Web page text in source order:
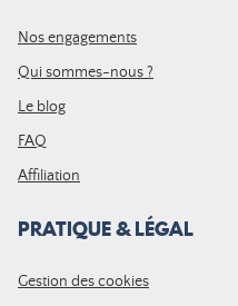
Nos engagements
Qui sommes-nous ?
Le blog
FAQ
Affiliation
PRATIQUE & LÉGAL
Gestion des cookies